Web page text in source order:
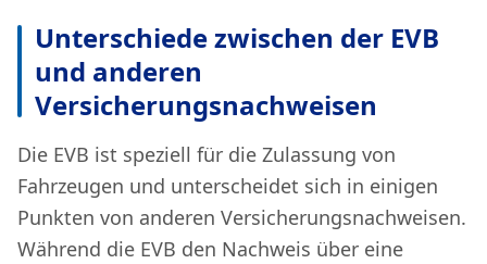
Unterschiede zwischen der EVB
und anderen
Versicherungsnachweisen
Die EVB ist speziell für die Zulassung von
Fahrzeugen und unterscheidet sich in einigen
Punkten von anderen Versicherungsnachweisen.
Während die EVB den Nachweis über eine